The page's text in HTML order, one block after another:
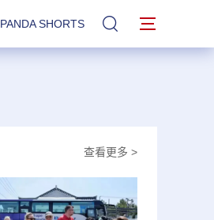
PANDA SHORTS 站內搜索
查看更多 >